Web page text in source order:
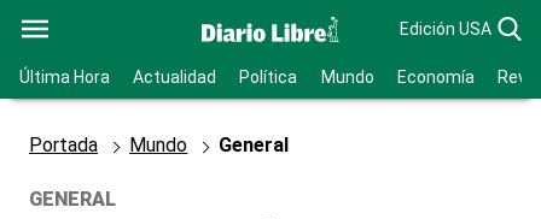
Edición USA
Última Hora Actualidad Política Mundo Economía
Portada Mundo General
GENERAL